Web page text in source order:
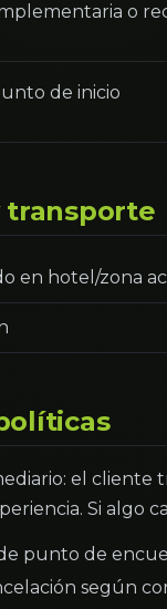
o
de inicio
transporte
en hotel/zona
el cliente
Si algo
punto de
según